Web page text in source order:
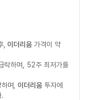
,이더리움 가격이 약
락하며, 52주 최저가를
하며,이더리움 투자에
.